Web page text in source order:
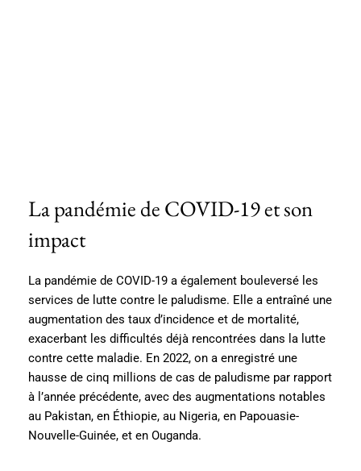
La pandémie de COVID-19 et son
impact
La pandémie de COVID-19 a également bouleversé les
services de lutte contre le paludisme. Elle a entraîné une
augmentation des taux d’incidence et de mortalité,
exacerbant les difficultés déjà rencontrées dans la lutte
contre cette maladie. En 2022, on a enregistré une
hausse de cinq millions de cas de paludisme par rapport
à l’année précédente, avec des augmentations notables
au Pakistan, en Éthiopie, au Nigeria, en Papouasie-
Nouvelle-Guinée, et en Ouganda.